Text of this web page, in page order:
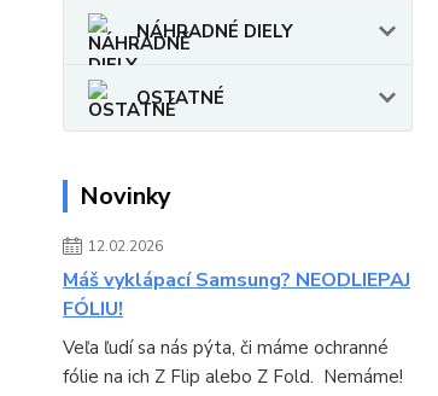
NÁHRADNÉ DIELY
OSTATNÉ
Novinky
12.02.2026
Máš vyklápací Samsung? NEODLIEPAJ
FÓLIU!
Veľa ľudí sa nás pýta, či máme ochranné
fólie na ich Z Flip alebo Z Fold. Nemáme!